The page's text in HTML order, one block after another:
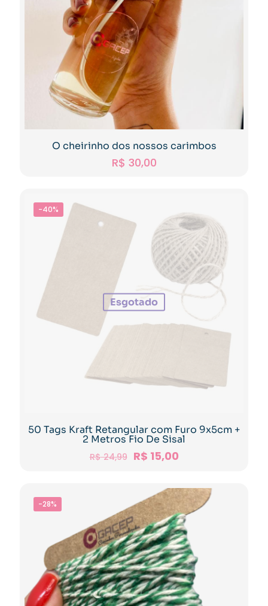
O cheirinho dos nossos carimbos
R$ 30,00
-40%
Esgotado
50 Tags Kraft Retangular com Furo 9x5cm +
2 Metros Fio De Sisal
R$24,99 R$ 15,00
-28%